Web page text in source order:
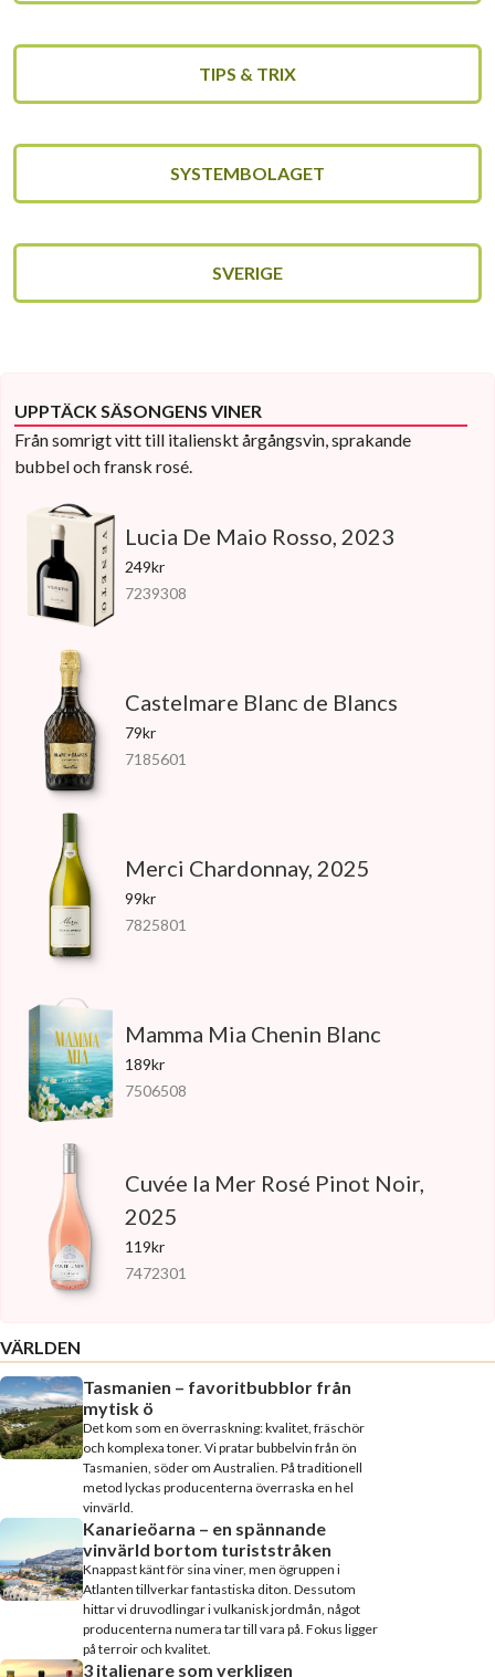
TIPS & TRIX
SYSTEMBOLAGET
SVERIGE
UPPTÄCK SÄSONGENS VINER
Från somrigt vitt till italienskt årgångsvin, sprakande
bubbel och fransk rosé.
Lucia De Maio Rosso, 2023
249kr
7239308
Castelmare Blanc de Blancs
79kr
7185601
Merci Chardonnay, 2025
99kr
7825801
Mamma Mia Chenin Blanc
189kr
7506508
Cuvée la Mer Rosé Pinot Noir,
2025
119kr
7472301
VÄRLDEN
Tasmanien – favoritbubblor från
mytisk ö
Det kom som en överraskning: kvalitet, fräschör
och komplexa toner. Vi pratar bubbelvin från ön
Tasmanien, söder om Australien. På traditionell
metod lyckas producenterna överraska en hel
vinvärld.
Kanarieöarna – en spännande
vinvärld bortom turiststråken
Knappast känt för sina viner, men ögruppen i
Atlanten tillverkar fantastiska diton. Dessutom
hittar vi druvodlingar i vulkanisk jordmån, något
producenterna numera tar till vara på. Fokus ligger
på terroir och kvalitet.
3 italienare som verkligen